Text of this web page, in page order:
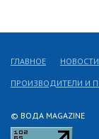
© ВОДА MAGAZINE
ГЛАВНОЕ НОВОСТИ
ПРОИЗВОДИТЕЛИ И